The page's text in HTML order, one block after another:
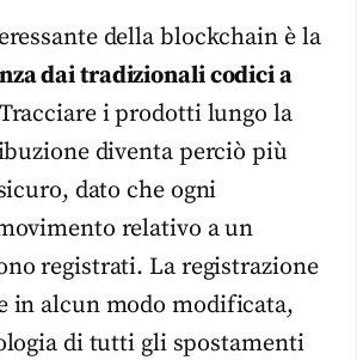
della blockchain è la
dai tradizionali codici a
i prodotti lungo la
diventa perciò più
dato che ogni
relativo a un
registrati. La registrazione
in alcun modo modificata,
di tutti gli spostamenti